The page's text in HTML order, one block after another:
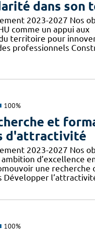
dans son
2023-2027 Nos
comme un appui aux
territoire pour
professionnels
100%
et
d'attractivité
2023-2027 Nos
d’excellence
une recherche
Développer
100%